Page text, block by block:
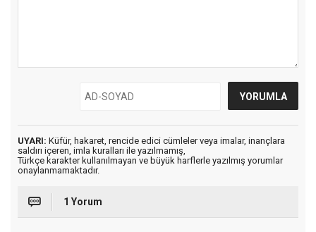
UYARI: Küfür, hakaret, rencide edici cümleler veya imalar, inançlara
saldırı içeren, imla kuralları ile yazılmamış,
Türkçe karakter kullanılmayan ve büyük harflerle yazılmış yorumlar
onaylanmamaktadır.
1 Yorum